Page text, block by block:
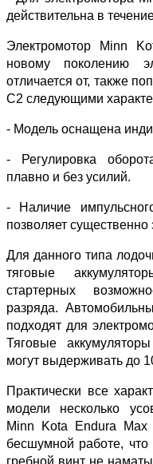
действительна в
Электромотор Minn
новому поколению
отличается от, также
C2 следующими
- Модель оснащена
- Регулировка
плавно и без усилий.
- Наличие
позволяет существенно
Для данного типа
тяговые
стартерных
разряда.
подходят для
Тяговые
могут выдерживать до
Практически все
модели несколько
Minn Kota Endura Max
бесшумной работе,
гребной винт не